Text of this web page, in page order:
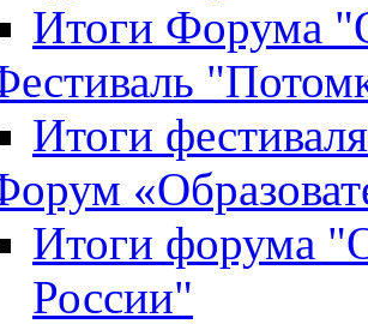
Итоги Форума
Итоги
Итоги форума
России"